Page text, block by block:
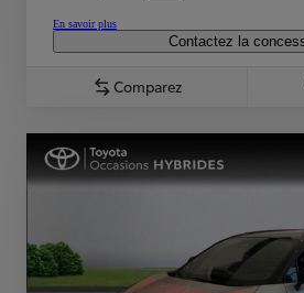
En savoir plus
Contactez la
Comparez